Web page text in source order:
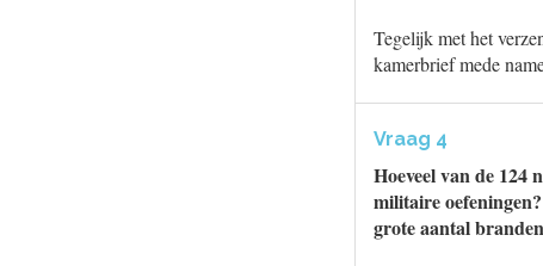
Tegelijk met het
kamerbrief mede
Vraag 4
Hoeveel van de
militaire
grote aantal